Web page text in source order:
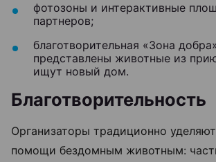
фотозоны и интерактивные
партнеров;
благотворительная «Зона
представлены животные из
ищут новый дом.
Благотворительность
Организаторы традиционно
помощи бездомным животным: